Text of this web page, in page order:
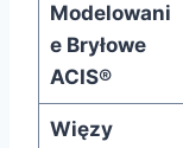
Modelowani
e Bryłowe
ACIS®
Więzy